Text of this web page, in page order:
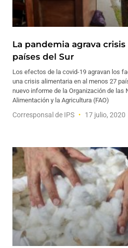
La pandemia agrava
países del Sur
Los efectos de la covid-19 agravan los
una crisis alimentaria en al menos 27
nuevo informe de la Organización de las
Alimentación y la Agricultura (FAO)
Corresponsal de IPS 17 julio, 2020